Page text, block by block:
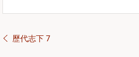
歷代志下 7